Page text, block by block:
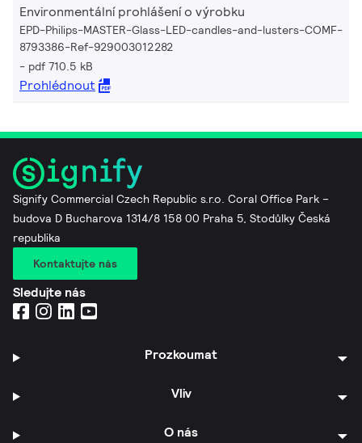
Environmentální prohlášení o výrobku
EPD-Philips-MASTER-Glass-LED-candles-and-lusters-COMF-
8793386-Ref-929003012282
pdf 710.5 kB
Prohlédnout
Signify Commercial Czech Republic s.r.o. Coral Office Park –
budova D Bucharova 1314/8 158 00 Praha 5, Stodůlky Česká
republika
Kontaktujte nás
Sledujte nás
Prozkoumat
Vliv
O nás